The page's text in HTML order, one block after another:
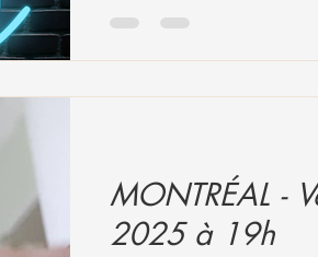
MONTRÉAL -
2025 à 19h